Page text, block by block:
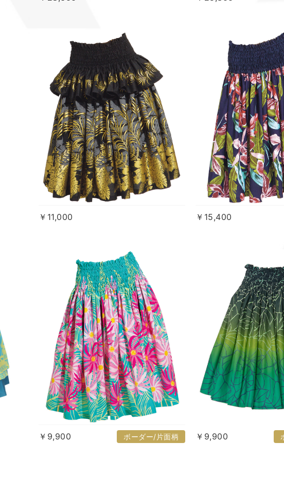
￥11,000 ￥15,400
￥9,900 ボーダー/片面柄 ￥9,900